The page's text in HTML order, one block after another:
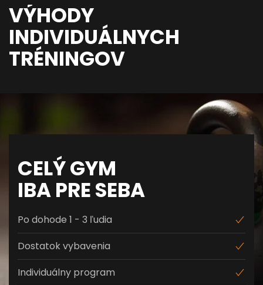
VÝHODY
INDIVIDUÁLNYCH
TRÉNINGOV
CELÝ GYM
IBA PRE SEBA
Po dohode 1 - 3 ľudia
Dostatok vybavenia
Individuálny program